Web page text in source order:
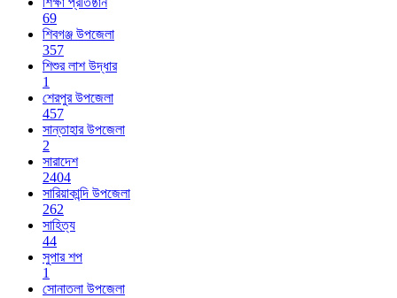
69
শিবগঞ্জ উপজেলা
357
শিশুর লাশ উদ্ধার
1
শেরপুর উপজেলা
457
সান্তাহার উপজেলা
2
সারাদেশ
2404
সারিয়াকান্দি উপজেলা
262
সাহিত্য
44
সুপার শপ
1
সোনাতলা উপজেলা